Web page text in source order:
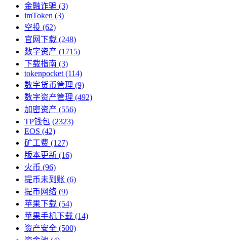
金融诈骗 (3)
imToken (3)
空投 (62)
官网下载 (248)
数字资产 (1715)
下载指南 (3)
tokenpocket (114)
数字货币管理 (9)
数字资产管理 (492)
加密资产 (556)
TP钱包 (2323)
EOS (42)
矿工费 (127)
版本更新 (16)
火币 (96)
提币未到账 (6)
提币网络 (9)
苹果下载 (54)
苹果手机下载 (14)
资产安全 (500)